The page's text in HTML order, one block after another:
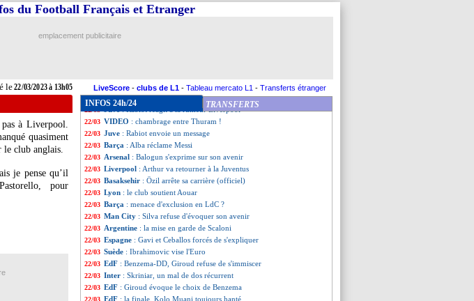
le22/03/2023 à 13h05
du Football Français et Etranger
emplacement publicitaire
LiveScore - clubs de L1 - Tableau mercato L1 - Transferts étranger
à Liverpool.
quasiment
le club anglais.
je pense qu’il
pour
INFOS 24h/24 TRANSFERTS
22/03 Côte d'Ivoire: Aurier commente le cas S. Fofana
22/03 EdF: les frères Thuram, Deschamps cash
22/03 PSG
22/03 EdF: Samba explique son rôle
22/03 Nice: son avenir, Todibo s'interroge
: Rabiot réagit à la rumeur Liverpool
22/03 VIDEO : chambrage entre Thuram !
22/03 Juve : Rabiot envoie un message
22/03 Barça : Alba réclame Messi
22/03 Arsenal : Balogun s'exprime sur son avenir
22/03 Liverpool : Arthur va retourner à la Juventus
22/03 Basaksehir : Özil arrête sa carrière (officiel)
22/03 Lyon : le club soutient Aouar
22/03 Barça : menace d'exclusion en LdC ?
22/03 Man City : Silva refuse d'évoquer son avenir
22/03 Argentine : la mise en garde de Scaloni
22/03 Espagne : Gavi et Ceballos forcés de s'expliquer
22/03 Suède : Ibrahimovic vise l'Euro
22/03 EdF : Benzema-DD, Giroud refuse de s'immiscer
22/03 Inter : Skriniar, un mal de dos récurrent
22/03 EdF : Giroud évoque le choix de Benzema
22/03 EdF : la finale, Kolo Muani toujours hanté